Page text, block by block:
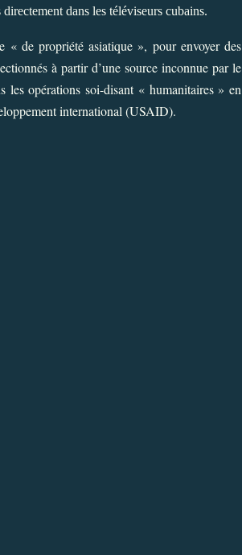
dans les téléviseurs cubains.
« de propriété asiatique », pour envoyer des
à partir d’une source inconnue par le
opérations soi-disant « humanitaires » en
international (USAID).